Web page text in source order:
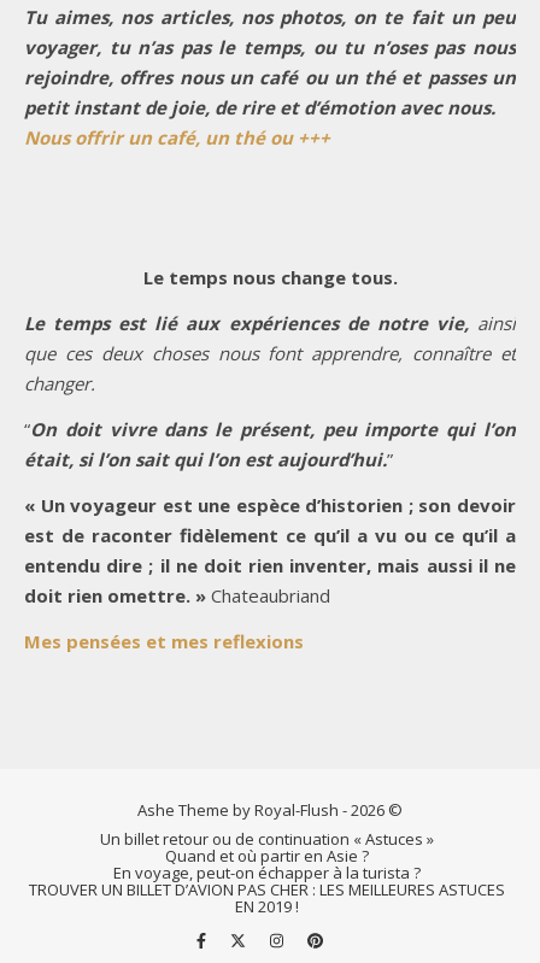
Tu aimes, nos articles, nos photos, on te fait un peu
voyager, tu n’as pas le temps, ou tu n’oses pas nous
rejoindre, offres nous un café ou un thé et passes un
petit instant de joie, de rire et d’émotion avec nous.
Nous offrir un café, un thé ou +++
Le temps nous change tous.
Le temps est lié aux expériences de notre vie, ainsi
que ces deux choses nous font apprendre, connaître et
changer.
“On doit vivre dans le présent, peu importe qui l’on
était, si l’on sait qui l’on est aujourd’hui.”
« Un voyageur est une espèce d’historien ; son devoir
est de raconter fidèlement ce qu’il a vu ou ce qu’il a
entendu dire ; il ne doit rien inventer, mais aussi il ne
doit rien omettre. » Chateaubriand
Mes pensées et mes reflexions
Ashe Theme by Royal-Flush - 2026 ©
Un billet retour ou de continuation « Astuces »
Quand et où partir en Asie ?
En voyage, peut-on échapper à la turista ?
TROUVER UN BILLET D’AVION PAS CHER : LES MEILLEURES ASTUCES
EN 2019 !